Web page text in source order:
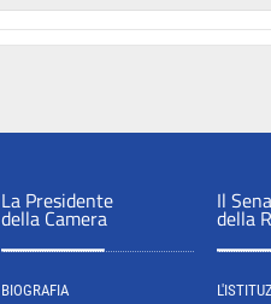
La Presidente
della Camera
BIOGRAFIA
Il
della